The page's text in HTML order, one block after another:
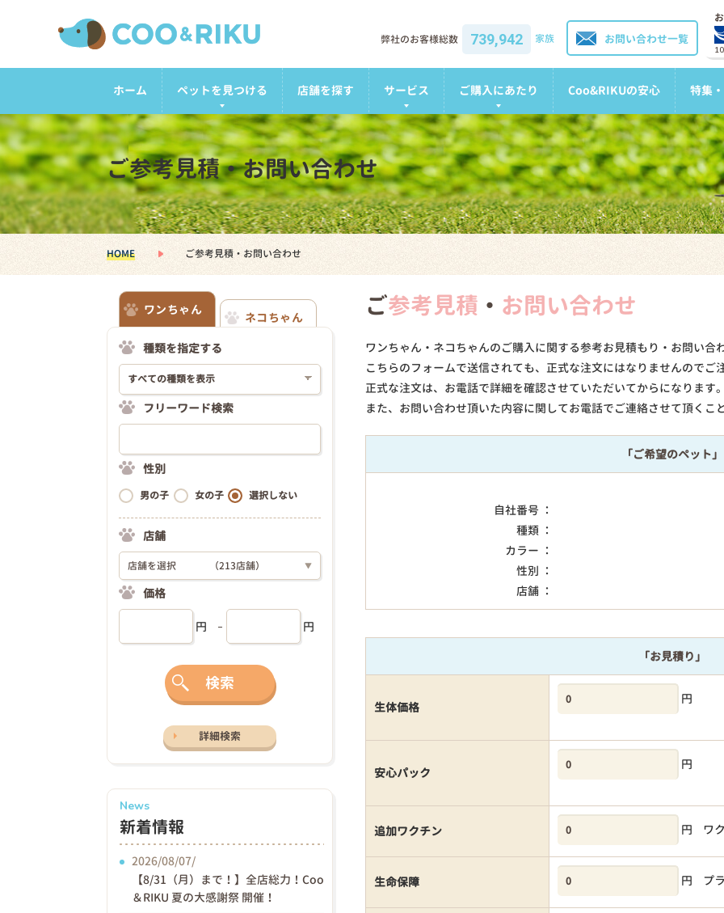
お問い合わせ一覧
弊社のお客様総数 739,942 家族
ホーム ペットを見つける 店舗を探す サービス ご購入にあたり Coo&RIKUの安心 特集
ご参考見積・お問い合わせ
HOME ご参考見積・お問い合わせ
ご参考見積 ・ お問い合わせ
ワンちゃん・ネコちゃんのご購入に関する参考お見積もり・お問い合
こちらのフォームで送信されても、正式な注文にはなりませんのでご
正式な注文は、お電話で詳細を確認させていただいてからになります
また、お問い合わせ頂いた内容に関してお電話でご連絡させて頂く
「ご希望のペット」
自社番号 ：
種類 ：
カラー ：
性別 ：
店舗 ：
「お見積り」
生体価格
円
安心パック
円
追加ワクチン 円 ワ
生命保障 円 プ
ワンちゃん
ネコちゃん
種類を指定する
フリーワード検索
性別
男の子 女の子 選択しない
店舗
店舗を選択 （213店舗） ▼
価格
円 円
検索
詳細検索
News
新着情報
2026/08/07/
【8/31（月）まで！】全店総力！Coo
＆RIKU 夏の大感謝祭 開催！